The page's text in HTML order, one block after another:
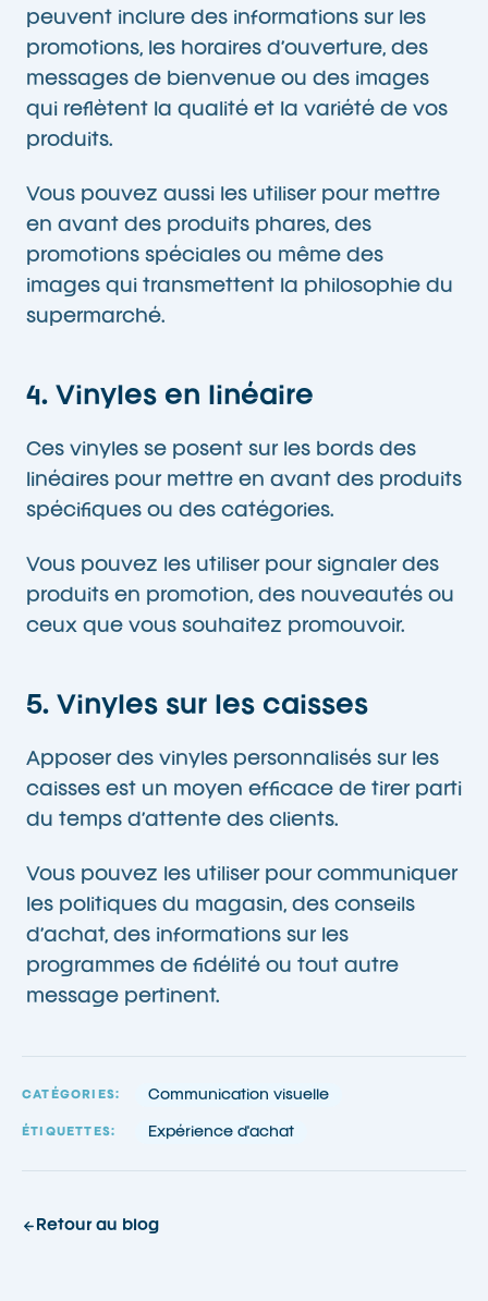
peuvent inclure des informations sur les
promotions, les horaires d’ouverture, des
messages de bienvenue ou des images
qui reflètent la qualité et la variété de vos
produits.
Vous pouvez aussi les utiliser pour mettre
en avant des produits phares, des
promotions spéciales ou même des
images qui transmettent la philosophie du
supermarché.
4. Vinyles en linéaire
Ces vinyles se posent sur les bords des
linéaires pour mettre en avant des produits
spécifiques ou des catégories.
Vous pouvez les utiliser pour signaler des
produits en promotion, des nouveautés ou
ceux que vous souhaitez promouvoir.
5. Vinyles sur les caisses
Apposer des vinyles personnalisés sur les
caisses est un moyen efficace de tirer parti
du temps d’attente des clients.
Vous pouvez les utiliser pour communiquer
les politiques du magasin, des conseils
d’achat, des informations sur les
programmes de fidélité ou tout autre
message pertinent.
CATÉGORIES: Communication visuelle
ÉTIQUETTES: Expérience d'achat
Retour au blog